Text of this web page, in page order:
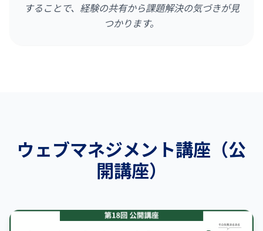
することで、経験の共有から課題解決の気づきが見
つかります。
ウェブマネジメント講座（公
開講座）